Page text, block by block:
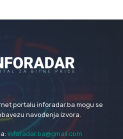
portalu inforadar.ba mogu se
navođenja izvora.
inforadar.ba@gmail.com